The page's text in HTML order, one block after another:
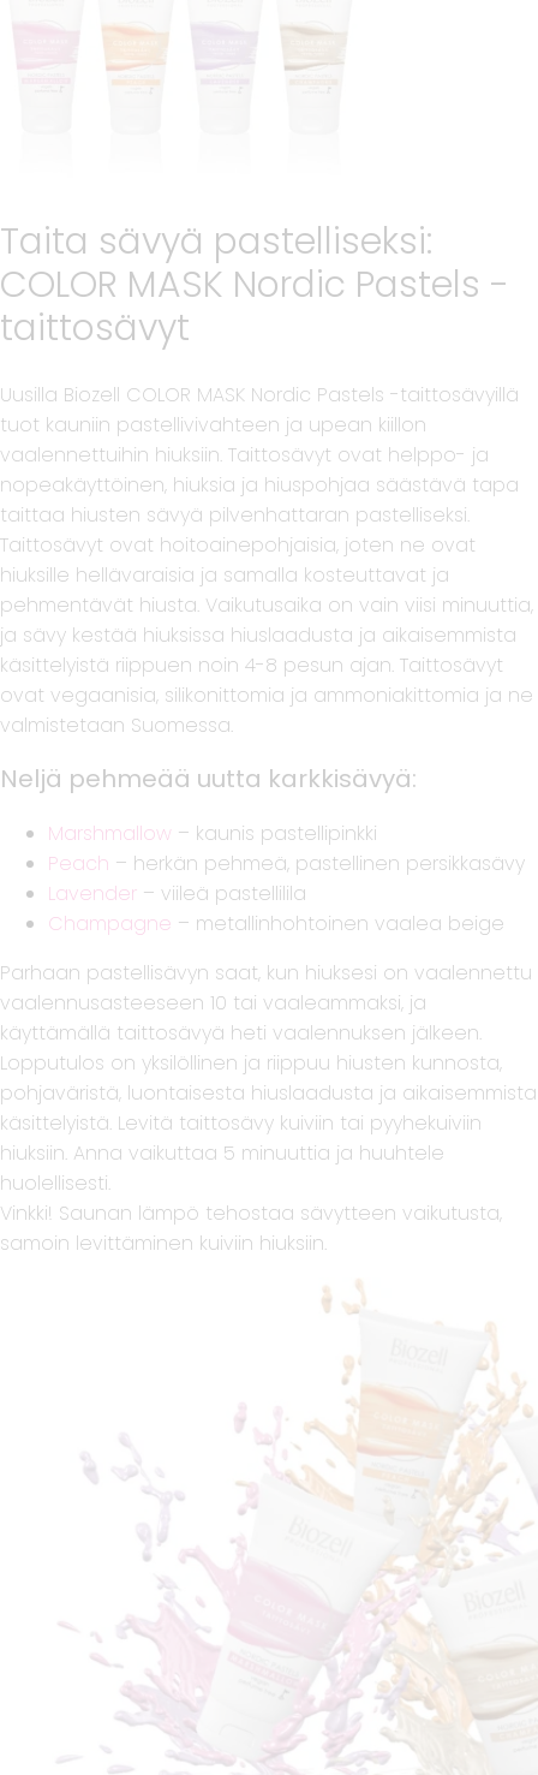
Taita sävyä pastelliseksi:
COLOR MASK Nordic Pastels -
taittosävyt
Uusilla Biozell COLOR MASK Nordic Pastels -taittosävyillä
tuot kauniin pastellivivahteen ja upean kiillon
vaalennettuihin hiuksiin. Taittosävyt ovat helppo- ja
nopeakäyttöinen, hiuksia ja hiuspohjaa säästävä tapa
taittaa hiusten sävyä pilvenhattaran pastelliseksi.
Taittosävyt ovat hoitoainepohjaisia, joten ne ovat
hiuksille hellävaraisia ja samalla kosteuttavat ja
pehmentävät hiusta. Vaikutusaika on vain viisi minuuttia,
ja sävy kestää hiuksissa hiuslaadusta ja aikaisemmista
käsittelyistä riippuen noin 4-8 pesun ajan. Taittosävyt
ovat vegaanisia, silikonittomia ja ammoniakittomia ja ne
valmistetaan Suomessa.
Neljä pehmeää uutta karkkisävyä:
Marshmallow – kaunis pastellipinkki
Peach – herkän pehmeä, pastellinen persikkasävy
Lavender – viileä pastellilila
Champagne – metallinhohtoinen vaalea beige
Parhaan pastellisävyn saat, kun hiuksesi on vaalennettu
vaalennusasteeseen 10 tai vaaleammaksi, ja
käyttämällä taittosävyä heti vaalennuksen jälkeen.
Lopputulos on yksilöllinen ja riippuu hiusten kunnosta,
pohjaväristä, luontaisesta hiuslaadusta ja aikaisemmista
käsittelyistä. Levitä taittosävy kuiviin tai pyyhekuiviin
hiuksiin. Anna vaikuttaa 5 minuuttia ja huuhtele
huolellisesti.
Vinkki! Saunan lämpö tehostaa sävytteen vaikutusta,
samoin levittäminen kuiviin hiuksiin.